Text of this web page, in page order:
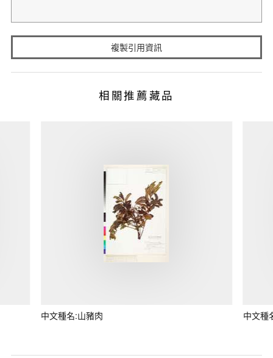
複製引用資訊
相關推薦藏品
中文種名:山豬肉 中文種